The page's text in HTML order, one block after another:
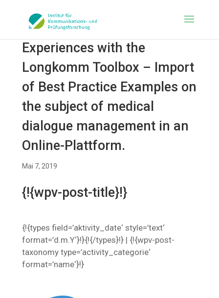
Experiences with the
Longkomm Toolbox – Import
of Best Practice Examples on
the subject of medical
dialogue management in an
Online-Plattform.
Mai 7, 2019
{!{wpv-post-title}!}
{!{types field=’aktivity_date‘ style=’text‘
format=’d.m.Y‘}!}{!{/types}!} | {!{wpv-post-
taxonomy type=’activity_categorie‘
format=’name‘}!}